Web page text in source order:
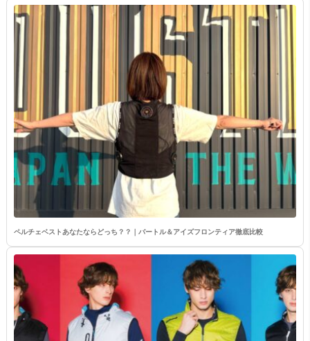
ペルチェベストあなたならどっち？？｜バートル＆アイズフロンティア徹底比較